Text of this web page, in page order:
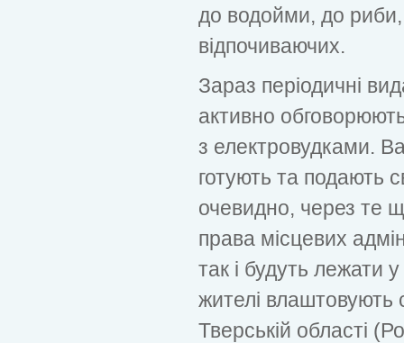
до водойми, до
відпочиваючих.
Зараз періодичні
активно
з електровудками.
готують та подають
очевидно, через те
права місцевих
так і будуть лежати
жителі влаштовують
Тверській області